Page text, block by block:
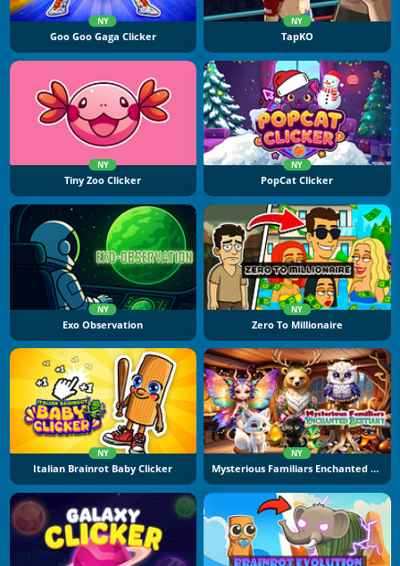
NY
Goo Goo Gaga Clicker
NY
TapKO
NY
Tiny Zoo Clicker
NY
PopCat Clicker
NY
Exo Observation
NY
Zero To Millionaire
NY
Italian Brainrot Baby Clicker
NY
Mysterious Familiars Enchanted Bestiary